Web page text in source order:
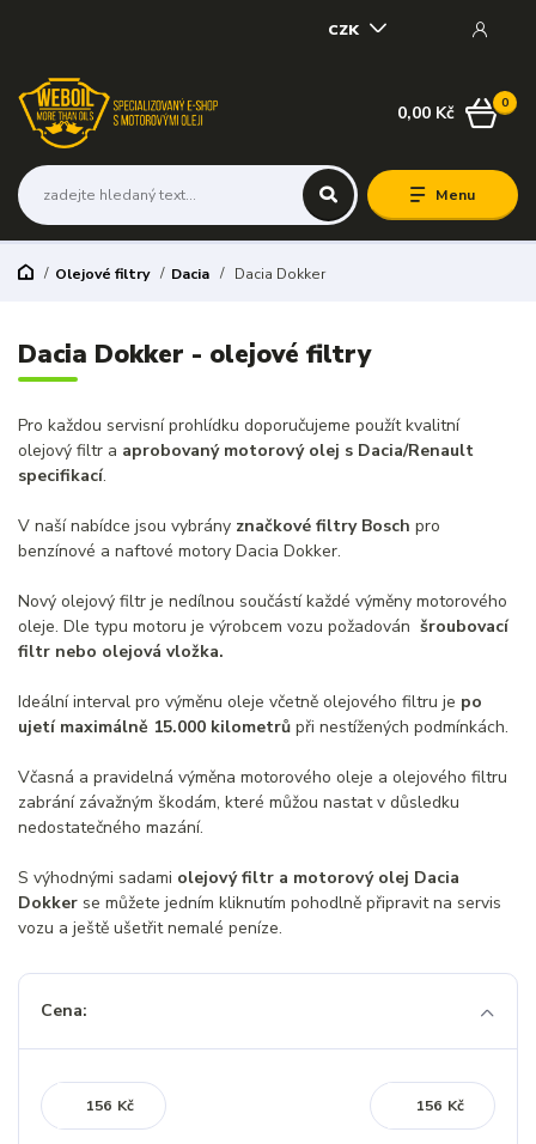
Menu
CZK
0
0,00 Kč
Olejové filtry Dacia Dacia Dokker
Dacia Dokker - olejové filtry
Pro každou servisní prohlídku doporučujeme použít kvalitní
olejový filtr a aprobovaný motorový olej s Dacia/Renault
specifikací.
V naší nabídce jsou vybrány značkové filtry Bosch pro
benzínové a naftové motory Dacia Dokker.
Nový olejový filtr je nedílnou součástí každé výměny motorového
oleje. Dle typu motoru je výrobcem vozu požadován šroubovací
filtr nebo olejová vložka.
Ideální interval pro výměnu oleje včetně olejového filtru je po
ujetí maximálně 15.000 kilometrů při nestížených podmínkách.
Včasná a pravidelná výměna motorového oleje a olejového filtru
zabrání závažným škodám, které můžou nastat v důsledku
nedostatečného mazání.
S výhodnými sadami olejový filtr a motorový olej Dacia
Dokker se můžete jedním kliknutím pohodlně připravit na servis
vozu a ještě ušetřit nemalé peníze.
Cena:
Kč Kč